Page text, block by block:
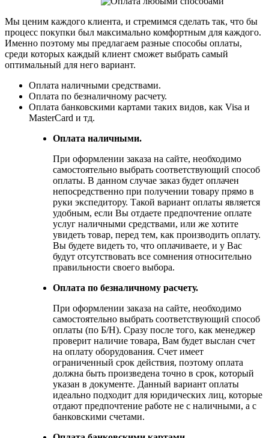
Мы ценим каждого клиента, и стремимся сделать так, что бы
процесс покупки был максимально комфортным для каждого.
Именно поэтому мы предлагаем разные способы оплаты,
среди которых каждый клиент сможет выбрать самый
оптимальный для него вариант.
Оплата наличными средствами.
Оплата по безналичному расчету.
Оплата банковскими картами таких видов, как Visa и
MasterCard и тд.
Оплата наличными.
При оформлении заказа на сайте, необходимо
самостоятельно выбрать соответствующий способ
оплаты. В данном случае заказ будет оплачен
непосредственно при получении товару прямо в
руки экспедитору. Такой вариант оплаты является
удобным, если Вы отдаете предпочтение оплате
услуг наличными средствами, или же хотите
увидеть товар, перед тем, как производить оплату.
Вы будете видеть то, что оплачиваете, и у Вас
будут отсутствовать все сомнения относительно
правильности своего выбора.
Оплата по безналичному расчету.
При оформлении заказа на сайте, необходимо
самостоятельно выбрать соответствующий способ
оплаты (по Б/Н). Сразу после того, как менеджер
проверит наличие товара, Вам будет выслан счет
на оплату оборудования. Счет имеет
ограниченный срок действия, поэтому оплата
должна быть произведена точно в срок, который
указан в документе. Данный вариант оплаты
идеально подходит для юридических лиц, которые
отдают предпочтение работе не с наличными, а с
банковскими счетами.